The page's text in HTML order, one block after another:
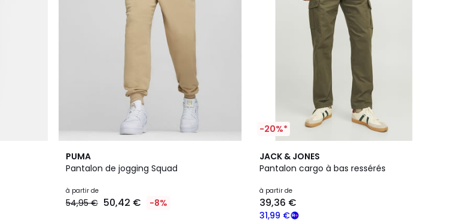
PUMA
Pantalon de jogging Squad
à partir de
54,95 € 50,42 € -8%
-20%*
JACK & JONES
Pantalon cargo à bas ressérés
à partir de
31,99 €
39,36 €
3,5
/ 5
8
Couleurs